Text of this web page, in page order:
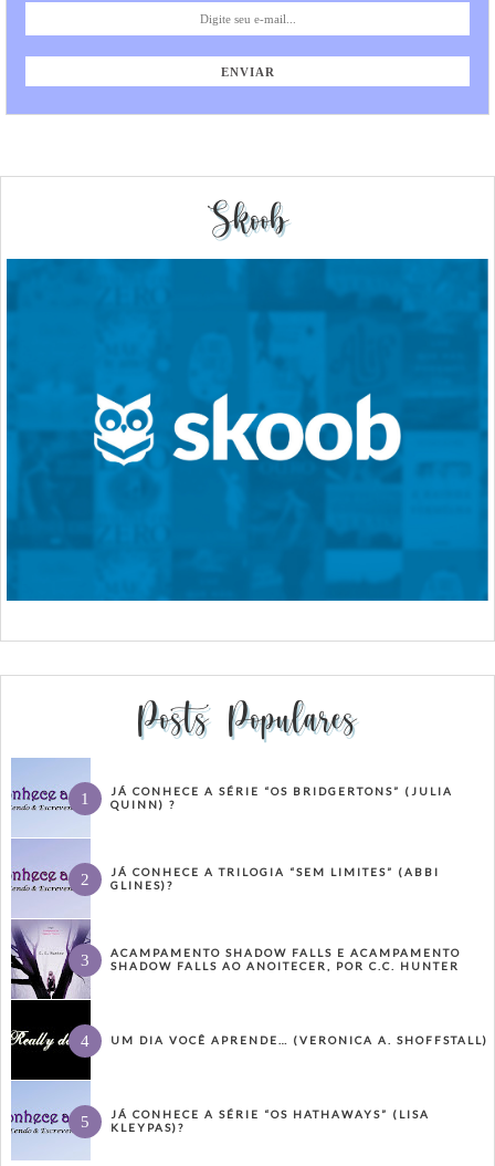
Skoob
Posts Populares
JÁ CONHECE A SÉRIE “OS BRIDGERTONS” (JULIA
QUINN) ?
JÁ CONHECE A TRILOGIA “SEM LIMITES” (ABBI
GLINES)?
ACAMPAMENTO SHADOW FALLS E ACAMPAMENTO
SHADOW FALLS AO ANOITECER, POR C.C. HUNTER
UM DIA VOCÊ APRENDE… (VERONICA A. SHOFFSTALL)
JÁ CONHECE A SÉRIE “OS HATHAWAYS” (LISA
KLEYPAS)?